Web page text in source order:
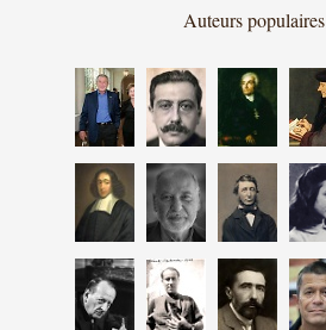
Auteurs populaires